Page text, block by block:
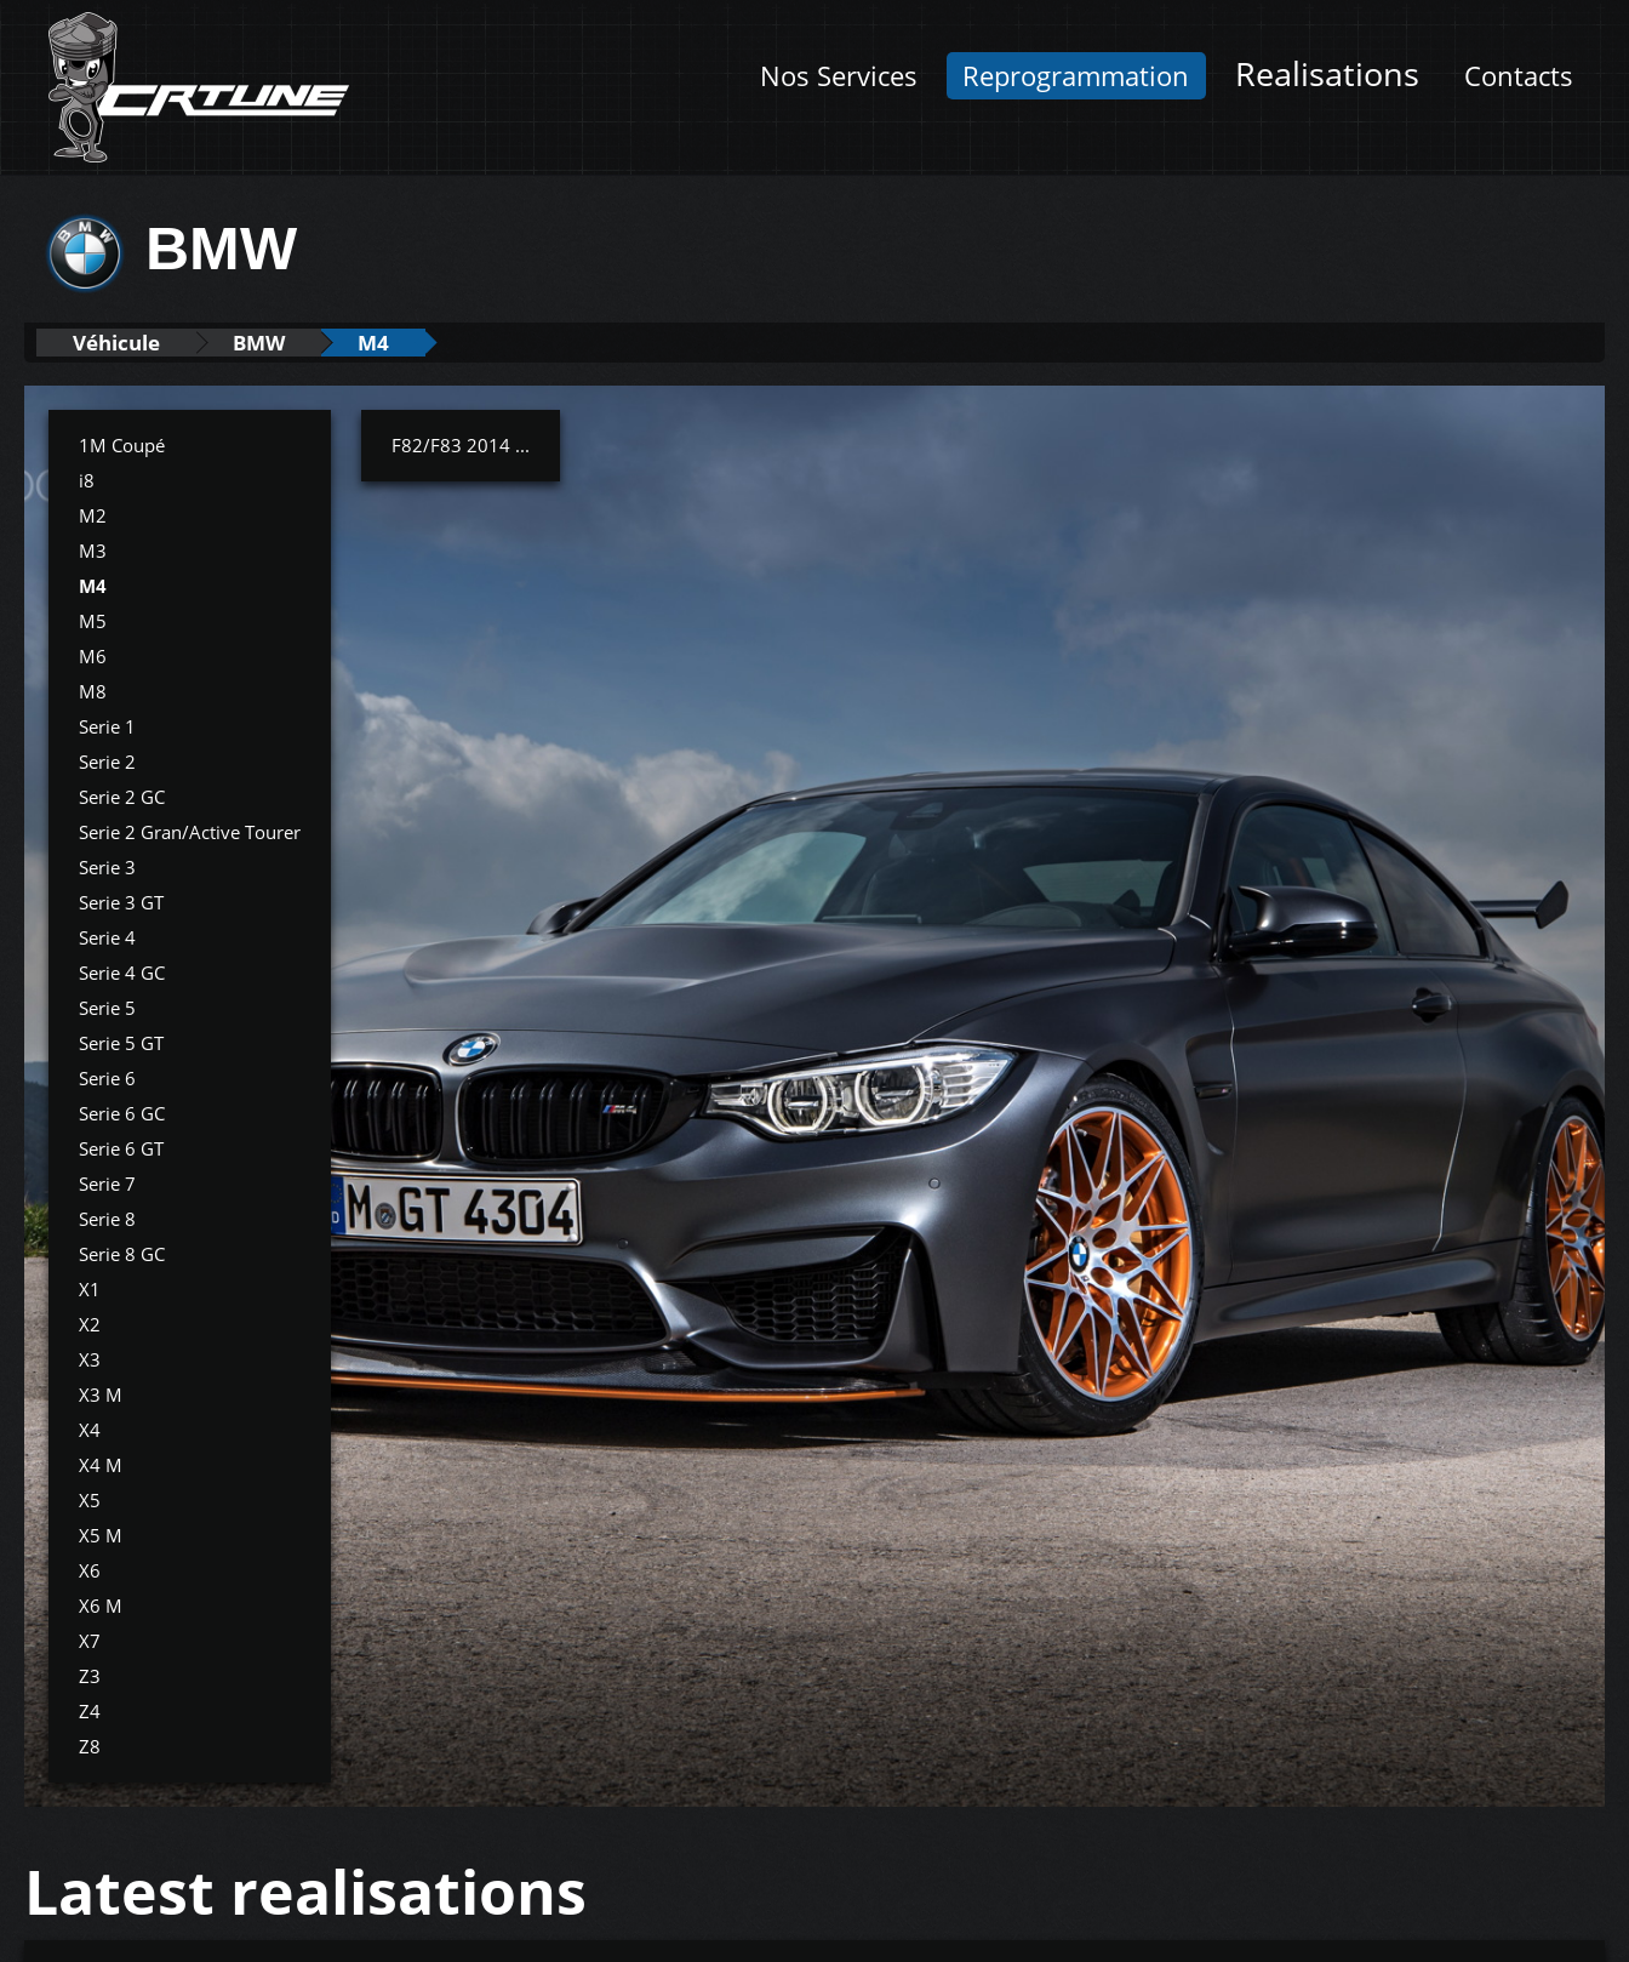
Nos Services Reprogrammation Realisations Contacts
BMW
Véhicule BMW M4
1M Coupé
i8
M2
M3
M4
M5
M6
M8
Serie 1
Serie 2
Serie 2 GC
Serie 2 Gran/Active Tourer
Serie 3
Serie 3 GT
Serie 4
Serie 4 GC
Serie 5
Serie 5 GT
Serie 6
Serie 6 GC
Serie 6 GT
Serie 7
Serie 8
Serie 8 GC
X1
X2
X3
X3 M
X4
X4 M
X5
X5 M
X6
X6 M
X7
Z3
Z4
Z8
F82/F83 2014 ...
Latest realisations